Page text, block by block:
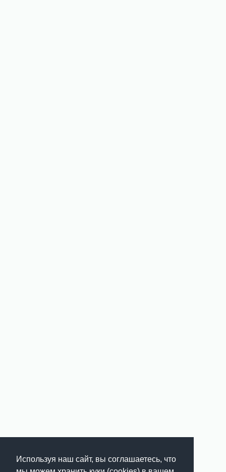
Используя наш сайт, вы соглашаетесь, что